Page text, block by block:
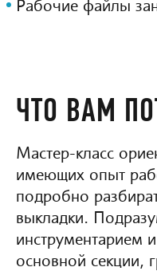
Рабочие файлы
ЧТО ВАМ
Мастер-класс
имеющих опыт
подробно
выкладки.
инструментарием
основной секции,